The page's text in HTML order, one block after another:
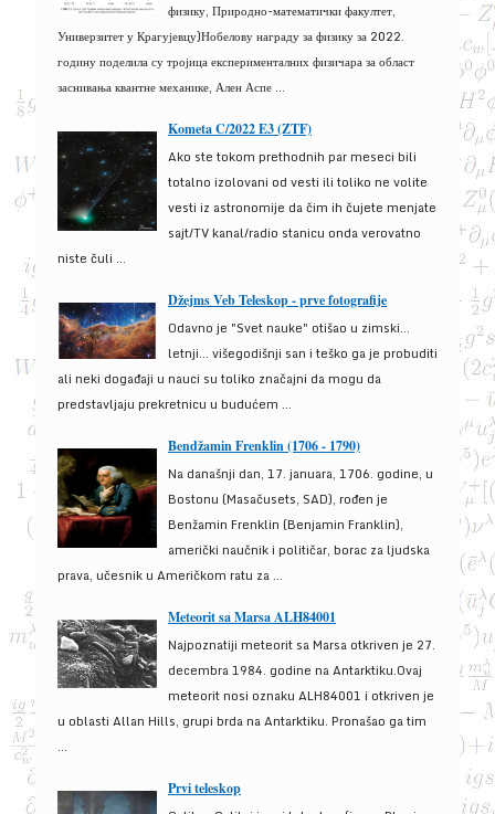
физику, Природно-математички факултет,
Универзитет у Крагујевцу)Нобелову награду за физику за 2022.
годину поделила су тројица експерименталних физичара за област
заснивања квантне механике, Ален Аспе ...
Kometa C/2022 E3 (ZTF)
Ako ste tokom prethodnih par meseci bili
totalno izolovani od vesti ili toliko ne volite
vesti iz astronomije da čim ih čujete menjate
sajt/TV kanal/radio stanicu onda verovatno
niste čuli ...
Džejms Veb Teleskop - prve fotografije
Odavno je "Svet nauke" otišao u zimski...
letnji... višegodišnji san i teško ga je probuditi
ali neki događaji u nauci su toliko značajni da mogu da
predstavljaju prekretnicu u budućem ...
Bendžamin Frenklin (1706 - 1790)
Na današnji dan, 17. januara, 1706. godine, u
Bostonu (Masačusets, SAD), rođen je
Benžamin Frenklin (Benjamin Franklin),
američki naučnik i političar, borac za ljudska
prava, učesnik u Američkom ratu za ...
Meteorit sa Marsa ALH84001
Najpoznatiji meteorit sa Marsa otkriven je 27.
decembra 1984. godine na Antarktiku.Ovaj
meteorit nosi oznaku ALH84001 i otkriven je
u oblasti Allan Hills, grupi brda na Antarktiku. Pronašao ga tim
...
Prvi teleskop